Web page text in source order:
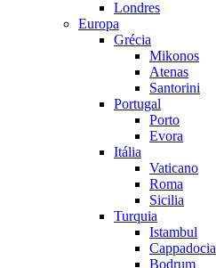
Londres
Europa
Grécia
Mikonos
Atenas
Santorini
Portugal
Porto
Evora
Itália
Vaticano
Roma
Sicilia
Turquia
Istambul
Cappadocia
Bodrum